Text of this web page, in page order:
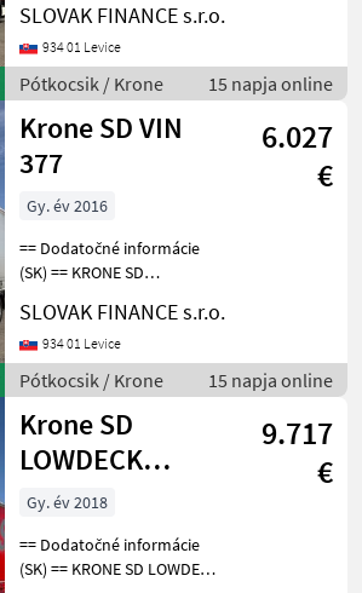
03/2017, kotúčové brzdy,
zdvíhacia náprava,
vnútorná výška: 2, 75 m,
váha: 6490 kg, celková
hmot
SLOVAK FINANCE s.r.o.
934 01 Levice
Pótkocsik / Krone 15 napja online
Krone SD VIN
377
6.027
€
Gy. év 2016
== Dodatočné informácie
(SK) == KRONE SD
01/2016, kotúčové brzdy,
zdvíhacia náprava,
vnútorná výška: 2, 75 m,
váha: 6200 kg, celková
hmot
SLOVAK FINANCE s.r.o.
934 01 Levice
Pótkocsik / Krone 15 napja online
Krone SD
LOWDECK
trojstrannka VIN
9.717
€
Gy. év 2018
== Dodatočné informácie
(SK) == KRONE SD LOWDECK